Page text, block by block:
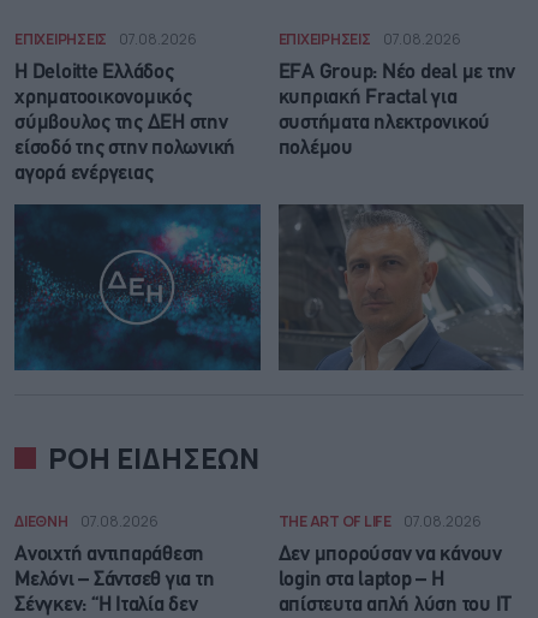
ΕΠΙΧΕΙΡΗΣΕΙΣ 07.08.2026
Η Deloitte Ελλάδος
χρηματοοικονομικός
σύμβουλος της ΔΕΗ στην
είσοδό της στην πολωνική
αγορά ενέργειας
ΕΠΙΧΕΙΡΗΣΕΙΣ 07.08.2026
EFA Group: Νέο deal με την
κυπριακή Fractal για
συστήματα ηλεκτρονικού
πολέμου
ΡΟΗ ΕΙΔΗΣΕΩΝ
ΔΙΕΘΝΗ 07.08.2026
Ανοιχτή αντιπαράθεση
Μελόνι – Σάντσεθ για τη
Σένγκεν: “Η Ιταλία δεν
THE ART OF LIFE 07.08.2026
Δεν μπορούσαν να κάνουν
login στα laptop – Η
απίστευτα απλή λύση του IT